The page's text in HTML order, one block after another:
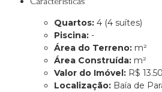
Quartos: 4 (4 suítes)
Piscina: -
Área do Terreno: m²
Área Construída: m²
Valor do Imóvel: R$
Localização: Baía de